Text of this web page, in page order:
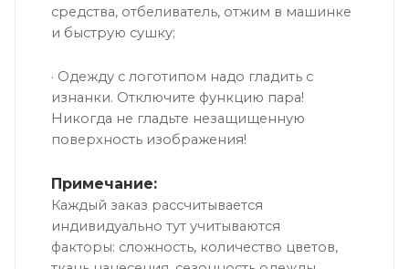
средства, отбеливатель, отжим в машинке
и быструю сушку;
· Одежду с логотипом надо гладить с
изнанки. Отключите функцию пара!
Никогда не гладьте незащищенную
поверхность изображения!
Примечание:
Каждый заказ рассчитывается
индивидуально тут учитываются
факторы: сложность, количество цветов,